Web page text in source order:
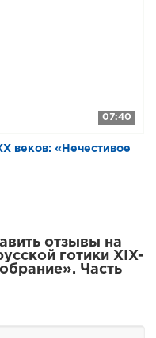
07:40
веков: «Нечестивое
отзывы на
готики XIX-
Часть